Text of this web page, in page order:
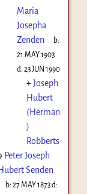
Maria
Josepha
Zenden
b:
21 MAY 1903
d: 23 JUN 1990
+Joseph
Hubert
(Herman
)
Robberts
Peter Joseph
Senden
b:27 MAY 1873d: